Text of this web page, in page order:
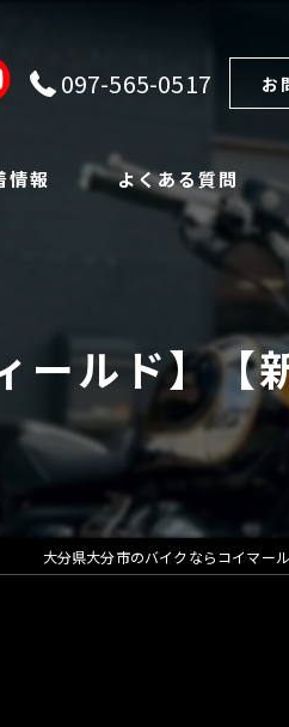
097-565-0517 お
情報 よくある質問
ールド】【
大分県大分市のバイクならコイマー